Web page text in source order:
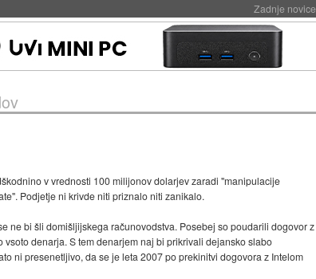
Zadnje novice
v vrednosti 100 milijonov dolarjev zaradi "manipulacije
Podjetje ni krivde niti priznalo niti zanikalo.
ne bi šli domišljijskega računovodstva. Posebej so poudarili dogovor z
denarja. S tem denarjem naj bi prikrivali dejansko slabo
ni presenetljivo, da se je leta 2007 po prekinitvi dogovora z Intelom